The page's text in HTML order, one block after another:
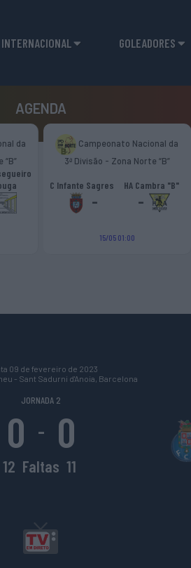
INTERNACIONAL GOLEADORES
AGENDA
da
“B”
Campeonato Nacional da
3ª Divisão - Zona Norte “B”
C Infante Sagres
-
HA Cambra "B"
-
15/05 01:00
09 de fevereiro de 2023
- Sant Sadurni d'Anoia, Barcelona
JORNADA 2
0 - 0
12 Faltas 11